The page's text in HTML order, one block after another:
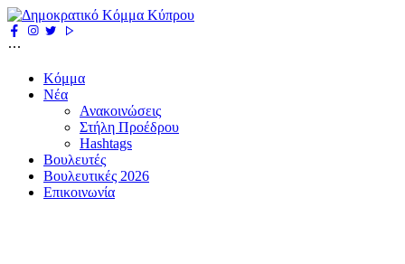
Κόμμα
Νέα
Ανακοινώσεις
Στήλη Προέδρου
Hashtags
Βουλευτές
Βουλευτικές 2026
Επικοινωνία